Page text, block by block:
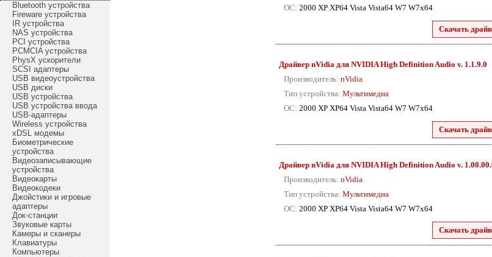
Bluetooth устройства
Fireware устройства
IR устройства
NAS устройства
PCI устройства
PCMCIA устройства
PhysX ускорители
SCSI адаптеры
USB видеоустройства
USB диски
USB устройства
USB устройства ввода
USB-адаптеры
Wireless устройства
xDSL модемы
Биометрические
устройства
Видеозаписывающие
устройства
Видеокарты
Видеокодеки
Джойстики и игровые
адаптеры
Док-станции
Звуковые карты
Камеры и сканеры
Клавиатуры
Компьютеры
ОС: 2000 XP XP64 Vista Vista64 W7 W7x64
Скачать
Драйвер nVidia для NVIDIA High Definition Audio v. 1.1.9.0
Производитель: nVidia
Тип устройства: Мультимедиа
ОС: 2000 XP XP64 Vista Vista64 W7 W7x64
Скачать
Драйвер nVidia для NVIDIA High Definition Audio v.
Производитель: nVidia
Тип устройства: Мультимедиа
ОС: 2000 XP XP64 Vista Vista64 W7 W7x64
Скачать